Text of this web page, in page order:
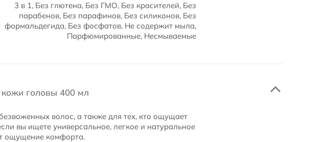
3 в 1, Без глютена, Без ГМО, Без красителей, Без
парабенов, Без парафинов, Без силиконов, Без
формальдегида, Без фосфатов, Не содержит мыла,
Парфюмированные, Несмываемые
головы 400 мл
волос, а также для тех, кто ощущает
вы ищете универсальное, легкое и натуральное
ощущение комфорта.